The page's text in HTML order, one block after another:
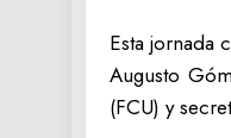
Esta jornada
Augusto
(FCU) y